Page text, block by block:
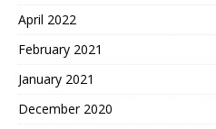
April 2022
February 2021
January 2021
December 2020